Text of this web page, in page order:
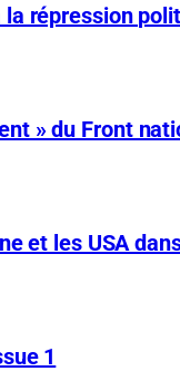
répression
» du Front
et les USA
1